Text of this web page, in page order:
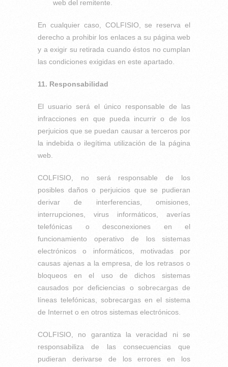
web del remitente.
En cualquier caso, COLFISIO, se reserva el
derecho a prohibir los enlaces a su página web
y a exigir su retirada cuando éstos no cumplan
las condiciones exigidas en este apartado.
11. Responsabilidad
El usuario será el único responsable de las
infracciones en que pueda incurrir o de los
perjuicios que se puedan causar a terceros por
la indebida o ilegítima utilización de la página
web.
COLFISIO, no será responsable de los
posibles daños o perjuicios que se pudieran
derivar de interferencias, omisiones,
interrupciones, virus informáticos, averías
telefónicas o desconexiones en el
funcionamiento operativo de los sistemas
electrónicos o informáticos, motivadas por
causas ajenas a la empresa, de los retrasos o
bloqueos en el uso de dichos sistemas
causados por deficiencias o sobrecargas de
líneas telefónicas, sobrecargas en el sistema
de Internet o en otros sistemas electrónicos.
COLFISIO, no garantiza la veracidad ni se
responsabiliza de las consecuencias que
pudieran derivarse de los errores en los